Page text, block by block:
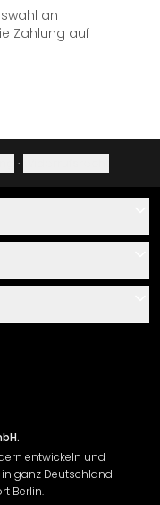
an
Zahlung auf
·
entwickeln und
ganz Deutschland
Berlin.